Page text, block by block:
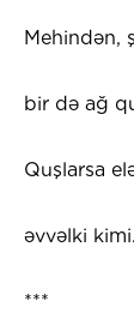
Mehindən,
bir də ağ
Quşlarsa
əvvəlki
***